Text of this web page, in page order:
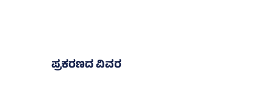
ಪ್ರಕರಣದ ವಿವರ